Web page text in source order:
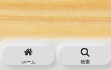
ホーム 検索